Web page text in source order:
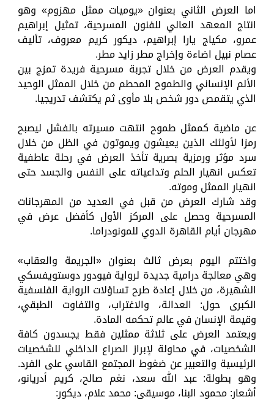
اما العرض الثاني بعنوان «يوميات ممثل مهزوم» وهو
انتاج المعهد العالي للفنون المسرحية، تمثيل إبراهيم
عمرو، مكياج يارا إبراهيم، ديكور كريم معروف، تأليف
عصام نبيل اضاءة وإخراج مطر زايد مطر.
ويقدم العرض من خلال تجربة مسرحية فريدة تمزج بين
الألم الإنساني والطموح المحطم من خلال الممثل الوحيد
الذي يتقمص دور شخص بلا مأوى ثم يكتشف تدريجيا.
عن ماضية كممثل طموح انتهت مسيرته بالفشل ليصبح
رمزا لأولئك الذين يعيشون ويموتون في الظل من خلال
سرد مؤثر ورمزية بصرية تأخذ العرض في رحلة عاطفية
تعكس انهيار الحلم وتداعياته على النفس والجسد حتى
انهيار الممثل وموته.
وقد شارك العرض من قبل في العديد من المهرجانات
المسرحية وحصل على المركز الأول كأفضل عرض في
مهرجان أيام القاهرة الدوي للمونودراما.
واختتم اليوم بعرض ثالث بعنوان «الجريمة والعقاب»
وهي معالجة درامية جديدة لرواية فيودور دوستويفسكي
الشهيرة، من خلال إعادة طرح تساؤلات الرواية الفلسفية
الكبرى حول: العدالة، والاغتراب، والتفاوت الطبقي،
وقيمة الإنسان في عالم تحكمه المادة.
ويعتمد العرض على ثلاثة ممثلين فقط يجسدون كافة
الشخصيات، في محاولة لإبراز الصراع الداخلي للشخصيات
الرئيسية والتعبير عن ضغوط المجتمع القاسي على الفرد.
وهو بطولة: عبد الله سعد، نغم صالح، كريم أدريانو،
أشعار: محمود البنا، موسيقى: محمد علام، ديكور: